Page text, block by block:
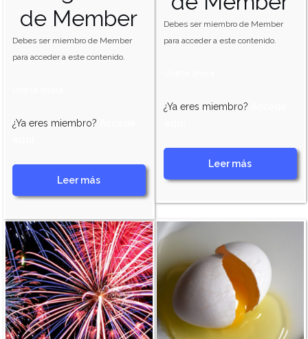
de Member
Debes ser miembro de Member
para acceder a este contenido.
¿Ya eres miembro?
Leer más
Debes ser miembro de Member
para acceder a este contenido.
¿Ya eres miembro?
Leer más